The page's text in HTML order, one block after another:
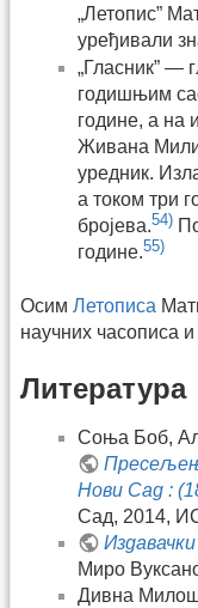
„Летопис”
уређивали
„Гласник” —
годишњим
године, а на
Живана
уредник.
а током три
бројева.54)
године.55)
Осим Летописа
научних часописа
Литература
Соња Боб,
Нови Сад :
Сад, 2014,
Миро
Дивна